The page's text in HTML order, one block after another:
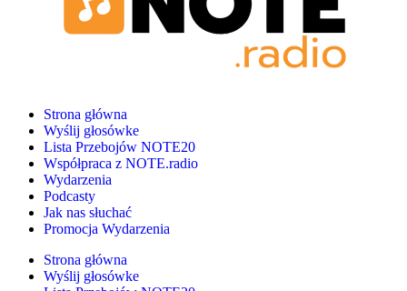
Strona główna
Wyślij głosówke
Lista Przebojów NOTE20
Współpraca z NOTE.radio
Wydarzenia
Podcasty
Jak nas słuchać
Promocja Wydarzenia
Strona główna
Wyślij głosówke